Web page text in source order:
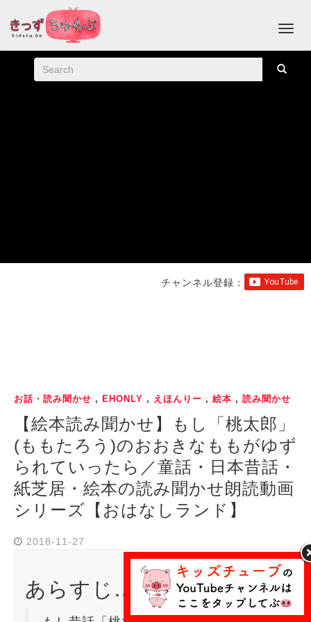
チャンネル登録：
お話・読み聞かせ , EHONLY , えほんりー , 絵本 , 読み聞かせ
【絵本読み聞かせ】もし「桃太郎」
(ももたろう)のおおきなももがゆず
られていったら／童話・日本昔話・
紙芝居・絵本の読み聞かせ朗読動画
シリーズ【おはなしランド】
2018-11-27
あらすじ…